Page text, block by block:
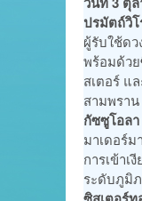
ปรมัตถ์วิ
ผู้รับใช้ด
พร้อมด้วย
สเตอร์ แ
สามพรา
กัซซูโอลา
มาเดอร์ม
การเข้า
ระดับภูมิ